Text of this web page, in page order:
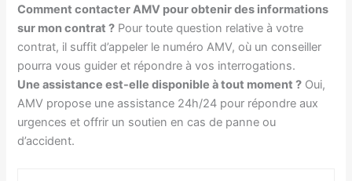
Comment contacter AMV pour obtenir des informations
sur mon contrat ? Pour toute question relative à votre
contrat, il suffit d’appeler le numéro AMV, où un conseiller
pourra vous guider et répondre à vos interrogations.
Une assistance est-elle disponible à tout moment ? Oui,
AMV propose une assistance 24h/24 pour répondre aux
urgences et offrir un soutien en cas de panne ou
d’accident.